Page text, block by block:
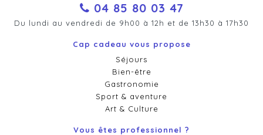
04 85 80 03 47
Du lundi au vendredi de 9h00 à 12h et de 13h30 à 17h30
Cap cadeau vous propose
Séjours
Bien-être
Gastronomie
Sport & aventure
Art & Culture
Vous êtes professionnel ?